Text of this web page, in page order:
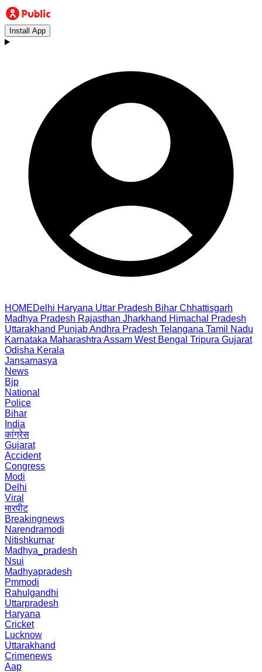
Install App
HOMEDelhi Haryana Uttar Pradesh Bihar Chhattisgarh
Madhya Pradesh Rajasthan Jharkhand Himachal Pradesh
Uttarakhand PunjabAndhra Pradesh Telangana Tamil Nadu
Karnataka Maharashtra Assam West Bengal Tripura Gujarat
Odisha Kerala
Jansamasya
News
Bjp
National
Police
Bihar
India
कांग्रेस
Gujarat
Accident
Congress
Modi
Delhi
Viral
मारपीट
Breakingnews
Narendramodi
Nitishkumar
Madhya_pradesh
Nsui
Madhyapradesh
Pmmodi
Rahulgandhi
Uttarpradesh
Haryana
Cricket
Lucknow
Uttarakhand
Crimenews
Aap